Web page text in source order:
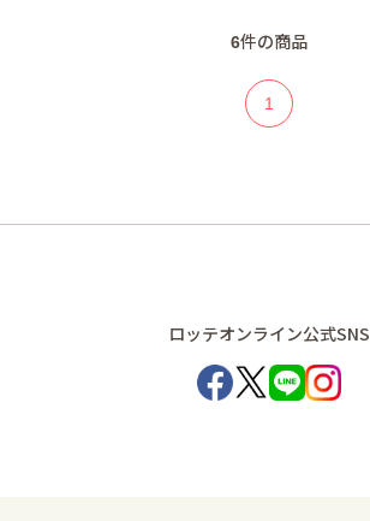
6件の商品
1
ロッテオンライン公式SNS